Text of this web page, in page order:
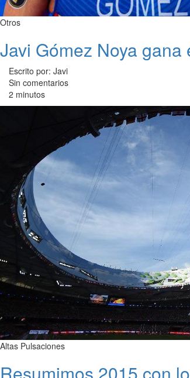
Otros
Javi Gómez Noya
Escrito por: Javi
Sin comentarios
2 minutos
Altas Pulsaciones